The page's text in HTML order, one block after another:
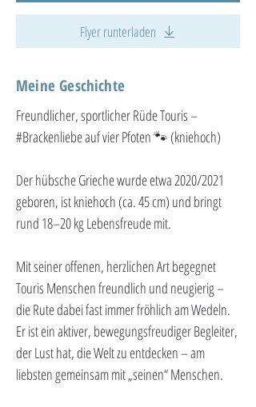
Flyer runterladen
Meine Geschichte
Freundlicher, sportlicher Rüde Touris –
#Brackenliebe auf vier Pfoten 🐾 (kniehoch)
Der hübsche Grieche wurde etwa 2020/2021
geboren, ist kniehoch (ca. 45 cm) und bringt
rund 18–20 kg Lebensfreude mit.
Mit seiner offenen, herzlichen Art begegnet
Touris Menschen freundlich und neugierig –
die Rute dabei fast immer fröhlich am Wedeln.
Er ist ein aktiver, bewegungsfreudiger Begleiter,
der Lust hat, die Welt zu entdecken – am
liebsten gemeinsam mit „seinen“ Menschen.